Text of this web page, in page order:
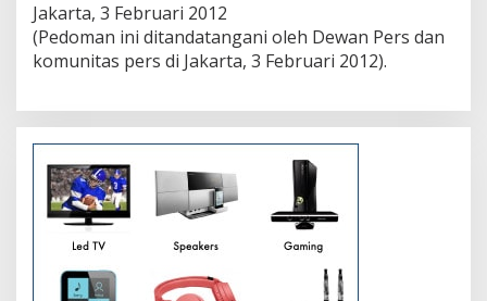
Jakarta, 3 Februari 2012
(Pedoman ini ditandatangani oleh Dewan Pers dan
komunitas pers di Jakarta, 3 Februari 2012).